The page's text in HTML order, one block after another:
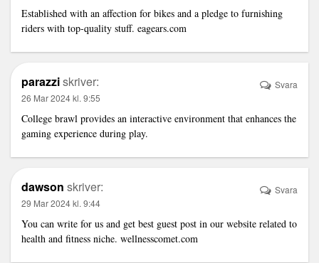
Established with an affection for bikes and a pledge to furnishing
riders with top-quality stuff. eagears.com
parazziskriver:
26 Mar 2024 kl. 9:55
College brawl provides an interactive environment that enhances the
gaming experience during play.
Svara
dawson skriver:
29 Mar 2024 kl. 9:44
You can write for us and get best guest post in our website related to
health and fitness niche. wellnesscomet.com
Svara